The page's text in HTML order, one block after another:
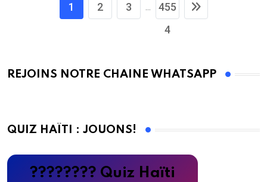
1 2 3 ...
455
4
REJOINS NOTRE CHAINE WHATSAPP
QUIZ HAÏTI : JOUONS!
???????? Quiz Haïti